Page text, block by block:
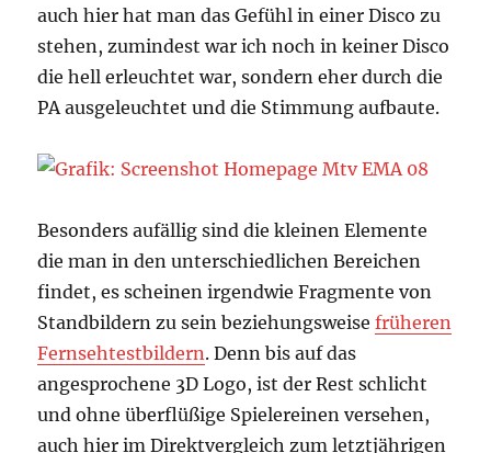
auch hier hat man das Gefühl in einer Disco zu
stehen, zumindest war ich noch in keiner Disco
die hell erleuchtet war, sondern eher durch die
PA ausgeleuchtet und die Stimmung aufbaute.
Besonders aufällig sind die kleinen Elemente
die man in den unterschiedlichen Bereichen
findet, es scheinen irgendwie Fragmente von
Standbildern zu sein beziehungsweisefrüheren
Fernsehtestbildern. Denn bis auf das
angesprochene 3D Logo, ist der Rest schlicht
und ohne überflüßige Spielereinen versehen,
auch hier im Direktvergleich zum letztjährigen